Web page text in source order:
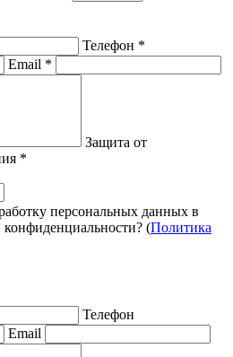
Телефон *
Email *
Защита от
*
персональных данных в
конфиденциальности? (Политика
Телефон
Email